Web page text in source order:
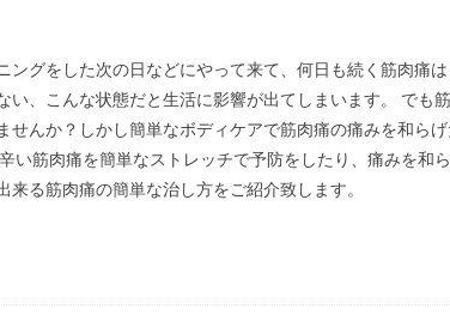
ングをした次の日などにやって来て、何日も続く筋肉痛
い、こんな状態だと生活に影響が出てしまいます。 でも
せんか？しかし簡単なボディケアで筋肉痛の痛みを和ら
い筋肉痛を簡単なストレッチで予防をしたり、痛みを和
来る筋肉痛の簡単な治し方をご紹介致します。